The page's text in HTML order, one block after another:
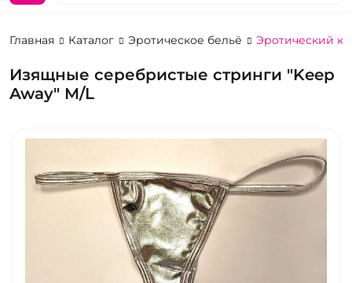
Главная Каталог Эротическое бельё Эротический
Изящные серебристые стринги "Keep
Away" M/L